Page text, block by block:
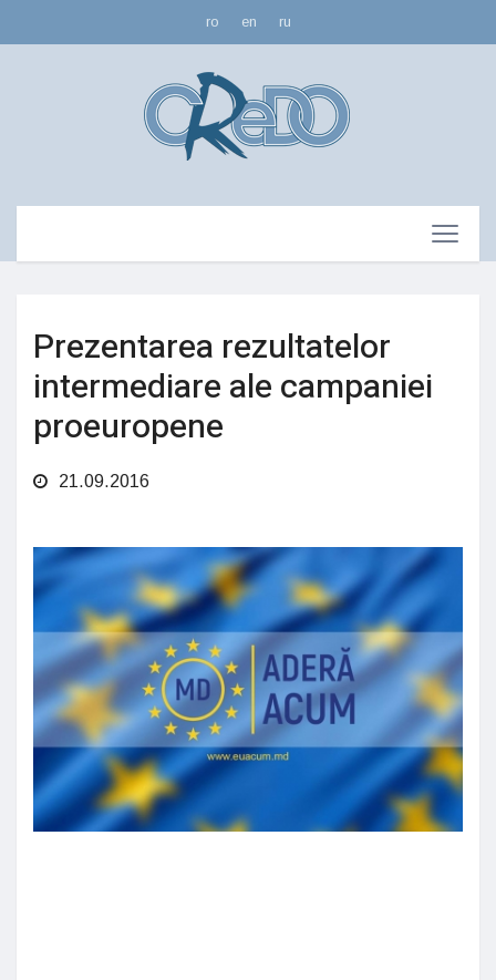
ro en ru
Prezentarea rezultatelor
intermediare ale campaniei
proeuropene
21.09.2016